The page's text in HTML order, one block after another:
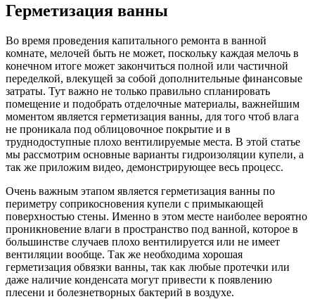
Герметизация ванны
Во время проведения капитального ремонта в ванной
комнате, мелочей быть не может, поскольку каждая мелочь в
конечном итоге может закончиться полной или частичной
переделкой, влекущей за собой дополнительные финансовые
затраты. Тут важно не только правильно спланировать
помещение и подобрать отделочные материалы, важнейшим
моментом является герметизация ванны, для того чтоб влага
не проникала под облицовочное покрытие и в
труднодоступные плохо вентилируемые места. В этой статье
мы рассмотрим основные варианты гидроизоляции купели, а
так же приложим видео, демонстрирующее весь процесс.
Очень важным этапом является герметизация ванны по
периметру соприкосновения купели с примыкающей
поверхностью стены. Именно в этом месте наиболее вероятно
проникновение влаги в пространство под ванной, которое в
большинстве случаев плохо вентилируется или не имеет
вентиляции вообще. Так же необходима хорошая
герметизация обвязки ванны, так как любые протечки или
даже наличие конденсата могут привести к появлению
плесени и болезнетворных бактерий в воздухе.